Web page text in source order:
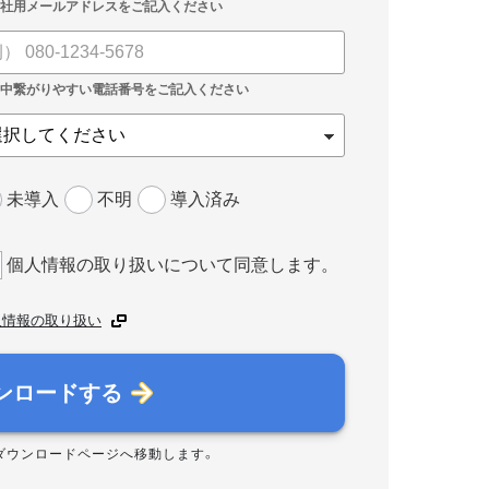
未導入 不明 導入済み
個人情報の取り扱いについて同意します。
報の取り扱い
ロードする
ウンロードページへ移動します。